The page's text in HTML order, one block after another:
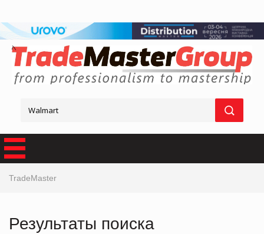
TradeMaster
Результаты поиска